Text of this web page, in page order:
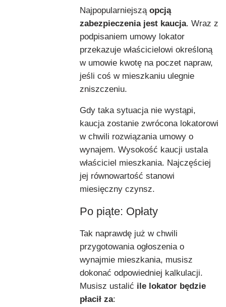
Najpopularniejszą opcją
zabezpieczenia jest kaucja. Wraz z
podpisaniem umowy lokator
przekazuje właścicielowi określoną
w umowie kwotę na poczet napraw,
jeśli coś w mieszkaniu ulegnie
zniszczeniu.
Gdy taka sytuacja nie wystąpi,
kaucja zostanie zwrócona lokatorowi
w chwili rozwiązania umowy o
wynajem. Wysokość kaucji ustala
właściciel mieszkania. Najczęściej
jej równowartość stanowi
miesięczny czynsz.
Po piąte: Opłaty
Tak naprawdę już w chwili
przygotowania ogłoszenia o
wynajmie mieszkania, musisz
dokonać odpowiedniej kalkulacji.
Musisz ustalić ile lokator będzie
płacił za: